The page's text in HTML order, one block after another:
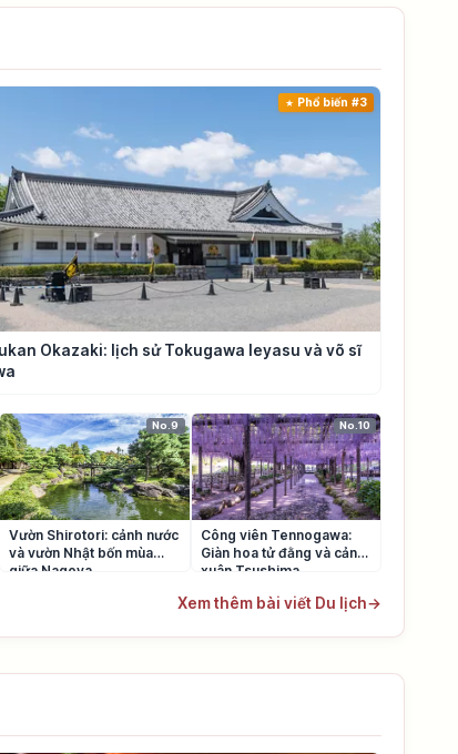
Phổ biến #3
Okazaki: lịch sử Tokugawa Ieyasu và võ sĩ
No.9
Vườn Shirotori: cảnh nước
và vườn Nhật bốn mùa
giữa Nagoya
No.10
Công viên Tennogawa:
Giàn hoa tử đằng và cảnh
xuân Tsushima
Xem thêm bài viết Du lịch→